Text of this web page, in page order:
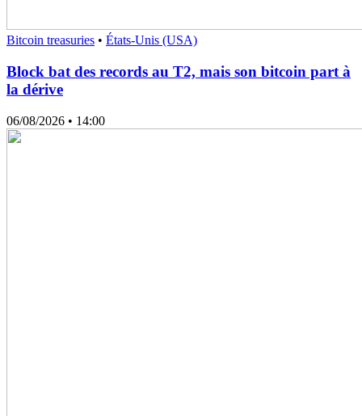
Bitcoin treasuries • États-Unis (USA)
Block bat des records au T2, mais son bitcoin part à
la dérive
06/08/2026 • 14:00